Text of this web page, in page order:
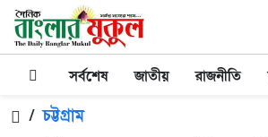
সর্বশেষ জাতীয় রাজনীতি
/ চট্টগ্রাম